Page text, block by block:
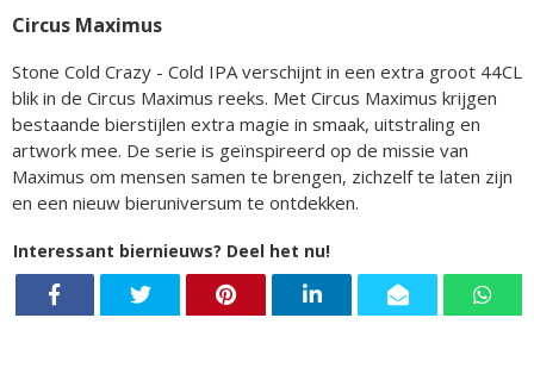
Circus Maximus
Stone Cold Crazy - Cold IPA verschijnt in een extra groot 44CL
blik in de Circus Maximus reeks. Met Circus Maximus krijgen
bestaande bierstijlen extra magie in smaak, uitstraling en
artwork mee. De serie is geïnspireerd op de missie van
Maximus om mensen samen te brengen, zichzelf te laten zijn
en een nieuw bieruniversum te ontdekken.
Interessant biernieuws? Deel het nu!